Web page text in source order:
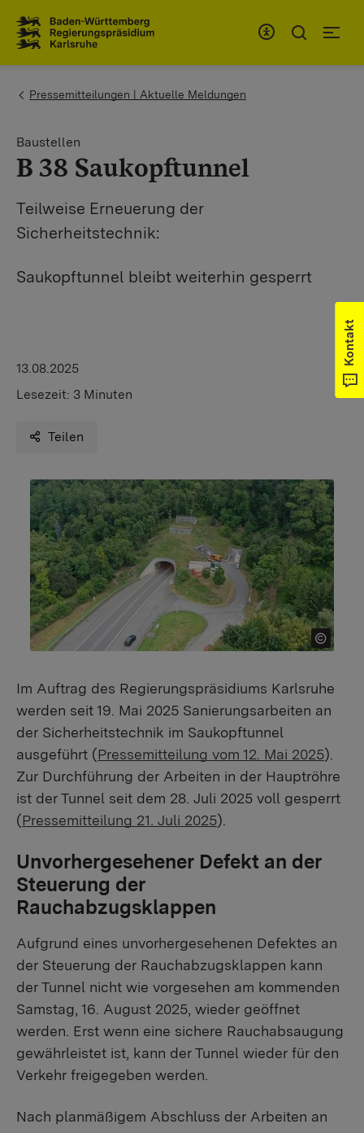
You are here:
Pressemitteilungen | Aktuelle Meldungen
Baustellen
B 38 Saukopftunnel
Teilweise Erneuerung der
Sicherheitstechnik:
Saukopftunnel bleibt weiterhin gesperrt
13.08.2025
Lesezeit: 3 Minuten
Teilen
Im Auftrag des Regierungspräsidiums Karlsruhe
werden seit 19. Mai 2025 Sanierungsarbeiten an
der Sicherheitstechnik im Saukopftunnel
ausgeführt (Pressemitteilung vom 12. Mai 2025).
Zur Durchführung der Arbeiten in der Hauptröhre
ist der Tunnel seit dem 28. Juli 2025 voll gesperrt
(Pressemitteilung 21. Juli 2025).
Unvorhergesehener Defekt an der
Steuerung der
Rauchabzugsklappen
Aufgrund eines unvorhergesehenen Defektes an
der Steuerung der Rauchabzugsklappen kann
der Tunnel nicht wie vorgesehen am kommenden
Samstag, 16. August 2025, wieder geöffnet
werden. Erst wenn eine sichere Rauchabsaugung
gewährleistet ist, kann der Tunnel wieder für den
Verkehr freigegeben werden.
Nach planmäßigem Abschluss der Arbeiten an
Kontakt